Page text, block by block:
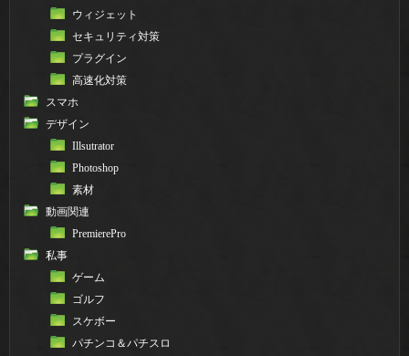
ウィジェット
セキュリティ対策
プラグイン
高速化対策
スマホ
デザイン
Illsutrator
Photoshop
素材
動画関連
PremierePro
私事
ゲーム
ゴルフ
スケボー
パチンコ＆パチスロ